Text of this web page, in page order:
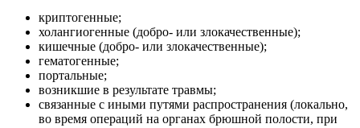
криптогенные;
холангиогенные (добро- или злокачественные);
кишечные (добро- или злокачественные);
гематогенные;
портальные;
возникшие в результате травмы;
связанные с иными путями распространения (локально,
во время операций на органах брюшной полости, при